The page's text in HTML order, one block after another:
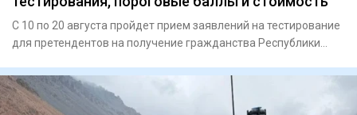
С 10 по 20 августа пройдет прием заявлений на тестирование
для претендентов на получение гражданства Республики